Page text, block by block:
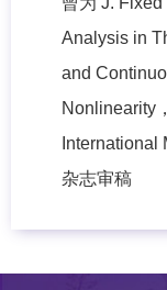
Analysis in
and
Nonlinearity
International
杂志审稿